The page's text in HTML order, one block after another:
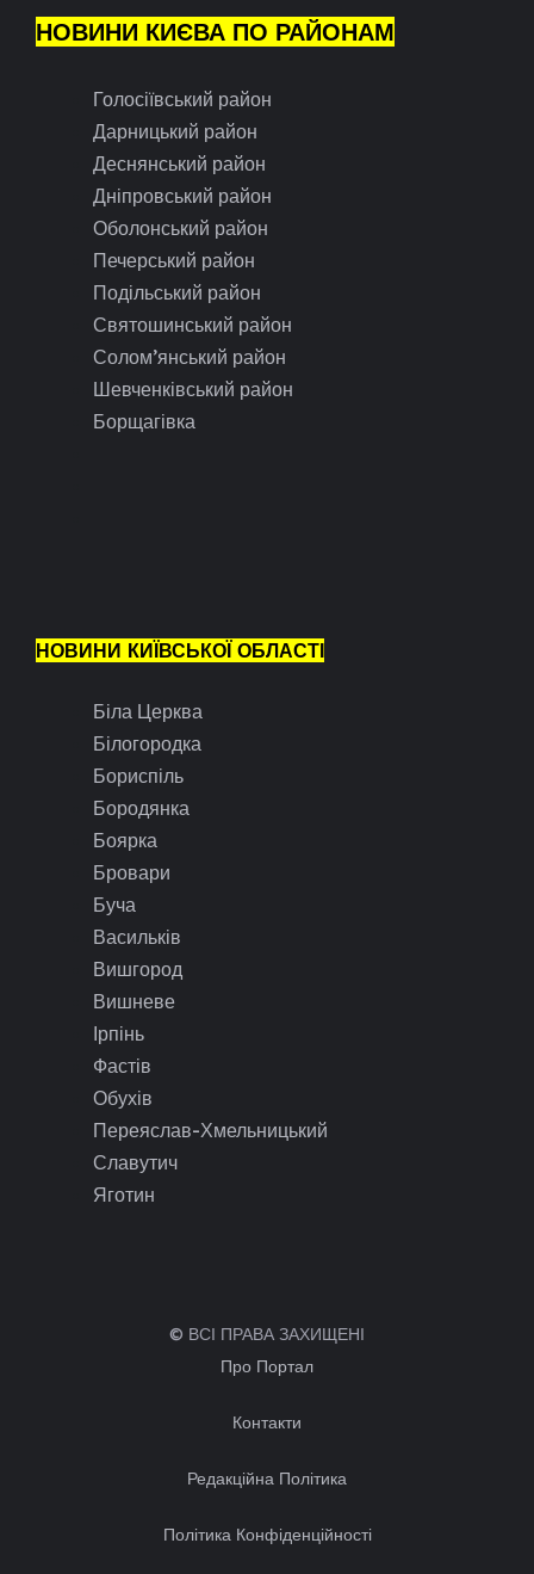
НОВИНИ КИЄВА ПО РАЙОНАМ
Голосіївський район
Дарницький район
Деснянський район
Дніпровський район
Оболонський район
Печерський район
Подільський район
Святошинський район
Солом’янський район
Шевченківський район
Борщагівка
НОВИНИ КИЇВСЬКОЇ ОБЛАСТІ
Біла Церква
Білогородка
Бориспіль
Бородянка
Боярка
Бровари
Буча
Васильків
Вишгород
Вишневе
Ірпінь
Фастів
Обухів
Переяслав-Хмельницький
Славутич
Яготин
© ВСІ ПРАВА ЗАХИЩЕНІ
Про Портал
Контакти
Редакційна Політика
Політика Конфіденційності